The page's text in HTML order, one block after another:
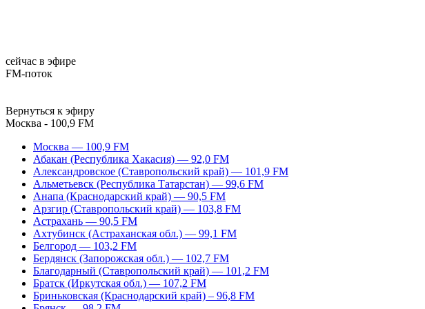
сейчас в эфире
FM-поток
Вернуться к эфиру
Москва - 100,9 FM
Москва — 100,9 FM
Абакан (Республика Хакасия) — 92,0 FM
Александровское (Ставропольский край) — 101,9 FM
Альметьевск (Республика Татарстан) — 99,6 FM
Анапа (Краснодарский край) — 90,5 FM
Арзгир (Ставропольский край) — 103,8 FM
Астрахань — 90,5 FM
Ахтубинск (Астраханская обл.) — 99,1 FM
Белгород — 103,2 FM
Бердянск (Запорожская обл.) — 102,7 FM
Благодарный (Ставропольский край) — 101,2 FM
Братск (Иркутская обл.) — 107,2 FM
Бриньковская (Краснодарский край) – 96,8 FM